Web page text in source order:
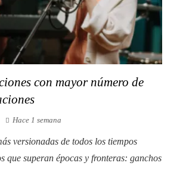
con mayor número de
Hace 1 semana
versionadas de todos los tiempos
que superan épocas y fronteras: ganchos